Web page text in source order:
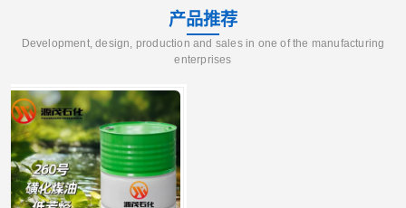
产品推荐
Development, design, production and sales in one of the manufacturing
enterprises